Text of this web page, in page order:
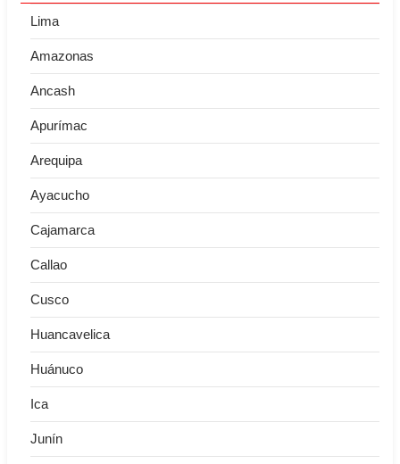
Lima
Amazonas
Ancash
Apurímac
Arequipa
Ayacucho
Cajamarca
Callao
Cusco
Huancavelica
Huánuco
Ica
Junín